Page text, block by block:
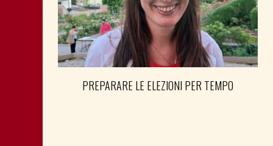
PREPARARE LE ELEZIONI PER TEMPO